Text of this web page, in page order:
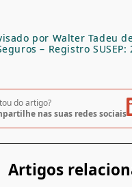
por Walter Tadeu
– Registro SUSEP:
do artigo?
nas suas redes sociais
Artigos